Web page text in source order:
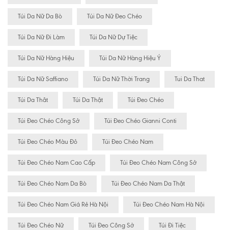
Túi Da Nữ Da Bò Túi Da Nữ Đeo Chéo
Túi Da Nữ Đi Làm Túi Da Nữ Dự Tiệc
Túi Da Nữ Hàng Hiệu Túi Da Nữ Hàng Hiệu Ý
Túi Da Nữ Saffiano Túi Da Nữ Thời Trang Tui Da That
Túi Da Thât Túi Da Thật Túi Đeo Chéo
Túi Đeo Chéo Công Sở Túi Đeo Chéo Gianni Conti
Túi Đeo Chéo Màu Đỏ Túi Đeo Chéo Nam
Túi Đeo Chéo Nam Cao Cấp Túi Đeo Chéo Nam Công Sở
Túi Đeo Chéo Nam Da Bò Túi Đeo Chéo Nam Da Thật
Túi Đeo Chéo Nam Giá Rẻ Hà Nội Túi Đeo Chéo Nam Hà Nội
Túi Đeo Chéo Nữ Túi Đeo Công Sở Túi Đi Tiệc